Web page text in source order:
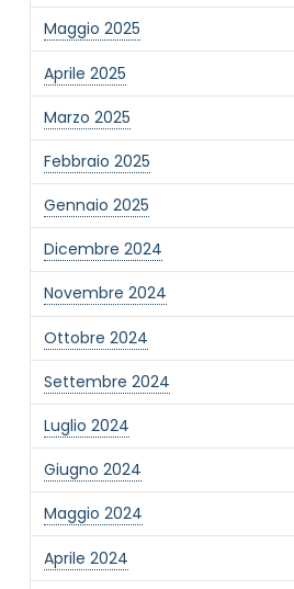
Maggio 2025
Aprile 2025
Marzo 2025
Febbraio 2025
Gennaio 2025
Dicembre 2024
Novembre 2024
Ottobre 2024
Settembre 2024
Luglio 2024
Giugno 2024
Maggio 2024
Aprile 2024
NOME STRUTTURA
MAIL REFERENTE
MOTIVO DEL CONTATTO
Informativa Privacy
Ho preso visione
Privacy Policy completa